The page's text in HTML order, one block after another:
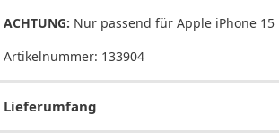
ACHTUNG: Nur passend für Apple iPhone 15
Artikelnummer: 133904
Lieferumfang